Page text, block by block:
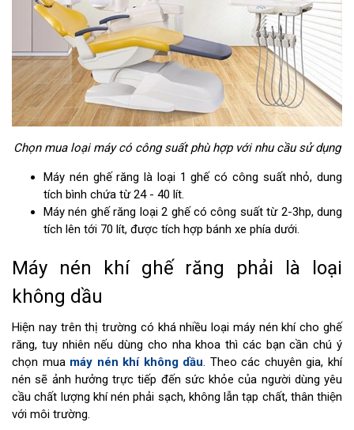
Chọn mua loại máy có công suất phù hợp với nhu cầu sử dụng
Máy nén ghế răng là loại 1 ghế có công suất nhỏ, dung
tích bình chứa từ 24 - 40 lít.
Máy nén ghế răng loại 2 ghế có công suất từ 2-3hp, dung
tích lên tới 70 lít, được tích hợp bánh xe phía dưới.
Máy nén khí ghế răng phải là loại
không dầu
Hiện nay trên thị trường có khá nhiều loại máy nén khí cho ghế
răng, tuy nhiên nếu dùng cho nha khoa thì các bạn cần chú ý
chọn mua máy nén khí không dầu. Theo các chuyên gia, khí
nén sẽ ảnh hưởng trực tiếp đến sức khỏe của người dùng yêu
cầu chất lượng khí nén phải sạch, không lẫn tạp chất, thân thiện
với môi trường.